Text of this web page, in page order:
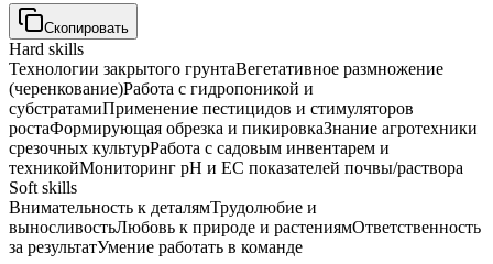
Скопировать
Hard skills
Технологии закрытого грунтаВегетативное размножение
(черенкование)Работа с гидропоникой и
субстратамиПрименение пестицидов и стимуляторов
ростаФормирующая обрезка и пикировкаЗнание агротехники
срезочных культурРабота с садовым инвентарем и
техникойМониторинг pH и EC показателей почвы/раствора
Soft skills
Внимательность к деталямТрудолюбие и
выносливостьЛюбовь к природе и растениямОтветственность
за результатУмение работать в команде